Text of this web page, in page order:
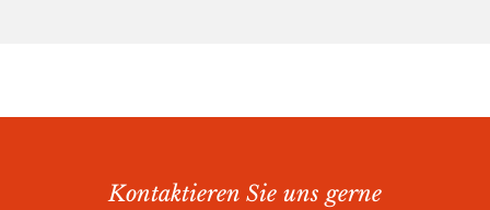
Kontaktieren Sie uns gerne